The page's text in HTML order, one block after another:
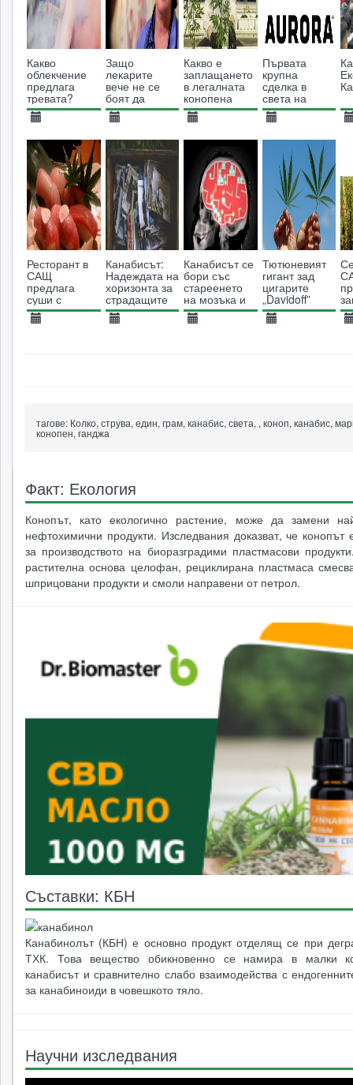
Какво
облекчение
предлага
тревата?
7093
Защо
лекарите
вече не се
боят да
предписват
канабис като
лечение8433
Какво е
заплащането
в легалната
конопена
индустрия?
5012
Първата
крупна
сделка в
света на
канабиса
3238
Ресторант в
САЩ
предлага
суши с
канабис
Канабисът:
Надеждата на
хоризонта за
страдащите
от Алцхамер
Канабисът се
бори със
стареенето
на мозъка и
увеличава
издръжливостта
Тютюневият
гигант зад
цигарите
„Davidoff”
купува акции
за 90 млн.
тагове: Колко, струва, един, грам, канабис, света, , коноп, канабис,
конопен, ганджа
Факт: Екология
Конопът, като екологично растение, може да замени
нефтохимични продукти. Изследвания доказват, че конопът
за производството на биоразградими пластмасови
растителна основа целофан, рециклирана пластмаса
шприцовани продукти и смоли направени от петрол.
Съставки: КБН
Канабинолът (КБН) е основно продукт отделящ се при
ТХК. Това вещество обикновенно се намира в малки
канабисът и сравнително слабо взаимодейства с
за канабиноиди в човешкото тяло.
Научни изследвания